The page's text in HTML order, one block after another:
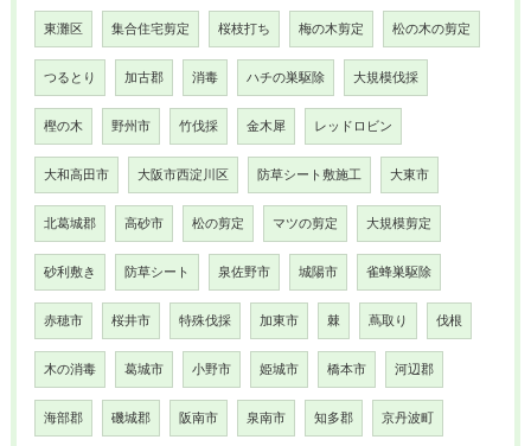
東灘区 集合住宅剪定 桜枝打ち 梅の木剪定 松の木の剪定
つるとり 加古郡 消毒 ハチの巣駆除 大規模伐採
樫の木 野州市 竹伐採 金木犀 レッドロビン
大和高田市 大阪市西淀川区 防草シート敷施工 大東市
北葛城郡 高砂市 松の剪定 マツの剪定 大規模剪定
砂利敷き 防草シート 泉佐野市 城陽市 雀蜂巣駆除
赤穂市 桜井市 特殊伐採 加東市 棘 蔦取り 伐根
木の消毒 葛城市 小野市 姫城市 橋本市 河辺郡
海部郡 磯城郡 阪南市 泉南市 知多郡 京丹波町